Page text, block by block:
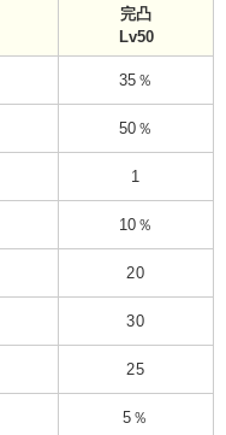
完凸
Lv50
35％
50％
1
10％
20
30
25
5％